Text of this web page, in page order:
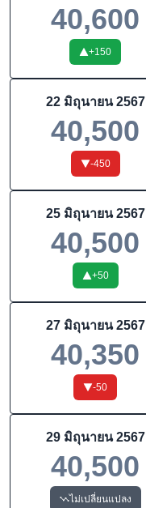
40,600
+150
22 มิถุนายน 2567
40,500
-450
25 มิถุนายน 2567
40,500
+50
27 มิถุนายน 2567
40,350
-50
29 มิถุนายน 2567
40,500
ไม่เปลี่ยนแปลง